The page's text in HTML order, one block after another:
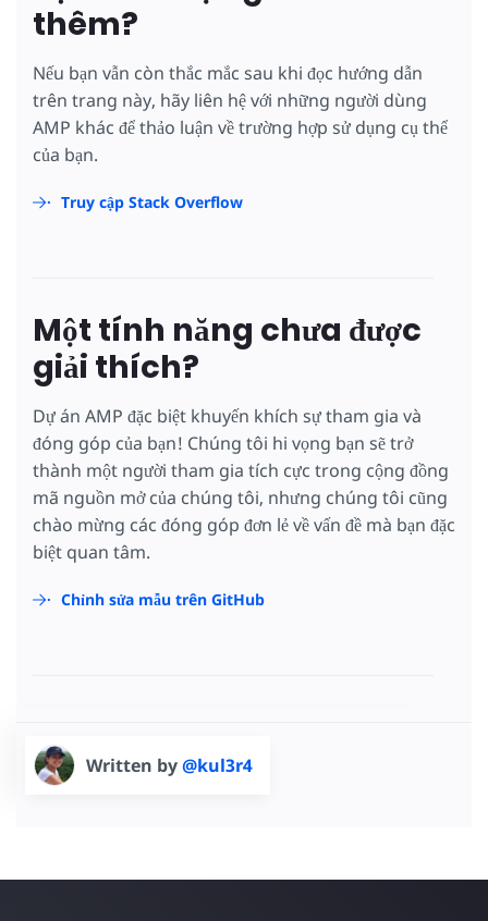
thêm?
Nếu bạn vẫn còn thắc mắc sau khi đọc hướng dẫn
trên trang này, hãy liên hệ với những người dùng
AMP khác để thảo luận về trường hợp sử dụng cụ thể
của bạn.
Truy cập Stack Overflow
Một tính năng chưa được
giải thích?
Dự án AMP đặc biệt khuyến khích sự tham gia và
đóng góp của bạn! Chúng tôi hi vọng bạn sẽ trở
thành một người tham gia tích cực trong cộng đồng
mã nguồn mở của chúng tôi, nhưng chúng tôi cũng
chào mừng các đóng góp đơn lẻ về vấn đề mà bạn đặc
biệt quan tâm.
Chỉnh sửa mẫu trên GitHub
Written by@kul3r4